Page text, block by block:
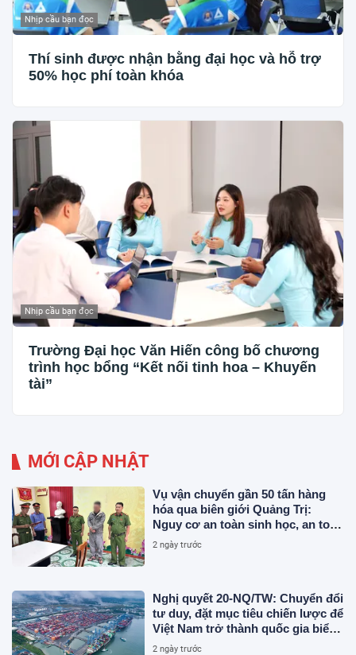
Nhịp cầu bạn đọc
Thí sinh được nhận bằng đại học và hỗ trợ
50% học phí toàn khóa
Nhịp cầu bạn đọc
Trường Đại học Văn Hiến công bố chương
trình học bổng “Kết nối tinh hoa – Khuyến
tài”
MỚI CẬP NHẬT
Vụ vận chuyển gần 50 tấn hàng
hóa qua biên giới Quảng Trị:
Nguy cơ an toàn sinh học, an toàn
thực phẩm từ sản phẩm động vật
2 ngày trước
Nghị quyết 20-NQ/TW: Chuyển đổi
tư duy, đặt mục tiêu chiến lược để
Việt Nam trở thành quốc gia biển
mạnh
2 ngày trước